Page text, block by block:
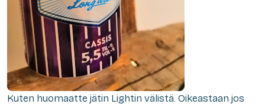
Kuten huomaatte jätin Lightin välistä. Oikeastaan jos